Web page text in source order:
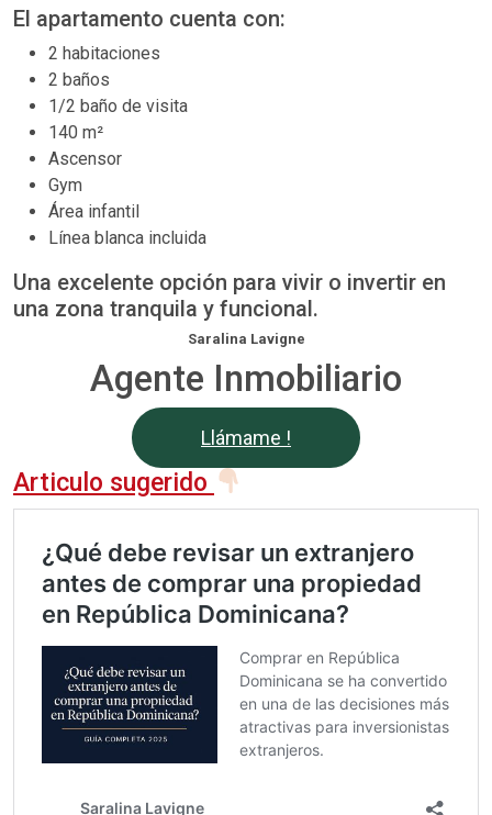
El apartamento cuenta con:
2 habitaciones
2 baños
1/2 baño de visita
140 m²
Ascensor
Gym
Área infantil
Línea blanca incluida
Una excelente opción para vivir o invertir en
una zona tranquila y funcional.
Saralina Lavigne
Agente Inmobiliario
Llámame !
Articulo sugerido